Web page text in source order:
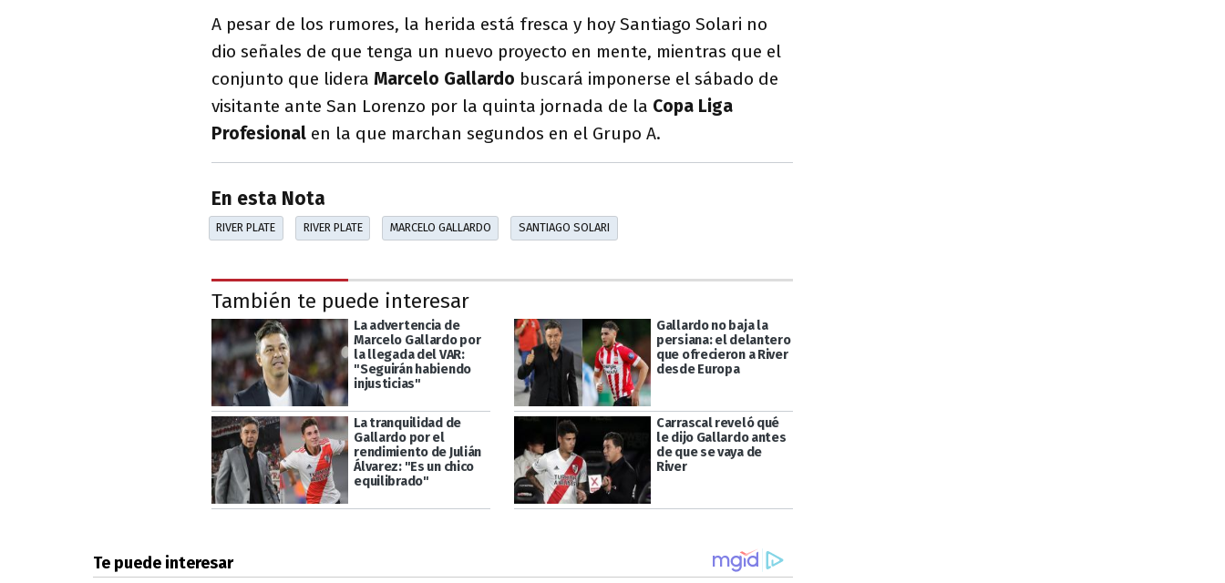
A pesar de los rumores, la herida está fresca y hoy Santiago Solari no
dio señales de que tenga un nuevo proyecto en mente, mientras que el
conjunto que lidera Marcelo Gallardo buscará imponerse el sábado de
visitante ante San Lorenzo por la quinta jornada de la Copa Liga
Profesional en la que marchan segundos en el Grupo A.
En esta Nota
RIVER PLATE RIVER PLATE MARCELO GALLARDO SANTIAGO SOLARI
También te puede interesar
La advertencia de
Marcelo Gallardo por
la llegada del VAR:
"Seguirán habiendo
injusticias"
Gallardo no baja la
persiana: el delantero
que ofrecieron a River
desde Europa
La tranquilidad de
Gallardo por el
rendimiento de Julián
Álvarez: "Es un chico
equilibrado"
Carrascal reveló qué
le dijo Gallardo antes
de que se vaya de
River